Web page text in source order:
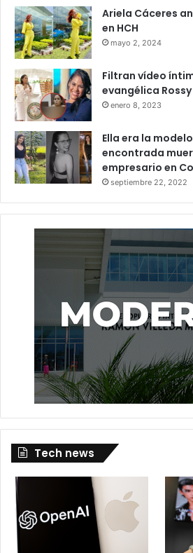
Ariela Cáceres
en HCH
mayo 2, 2024
Filtran vídeo
evangélica
enero 8, 2023
Ella era la
encontrada
empresario en
septiembre 22, 2022
Tech news